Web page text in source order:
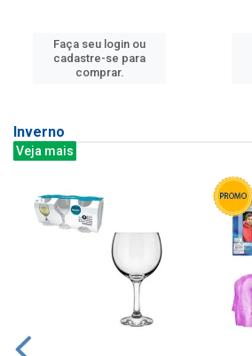
Faça seu login ou
cadastre-se para
comprar.
Inverno
Veja mais